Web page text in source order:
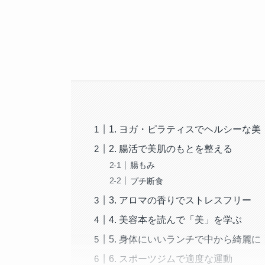
1. ヨガ・ピラティスでヘルシーな美
2. 腸活で美肌のもとを整える
腸もみ
プチ断食
3. アロマの香りでストレスフリー
4. 美容本を読んで「美」を学ぶ
5. 身体にいいランチで中から綺麗に
6. スポーツジムで適度な運動